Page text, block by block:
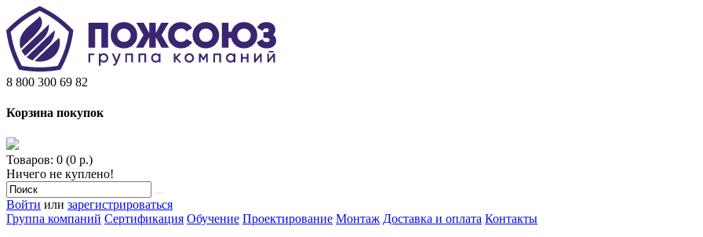
8 800 300 69 82
Корзина покупок
Товаров: 0 (0 р.)
Ничего не куплено!
Войти или зарегистрироваться
Группа компаний Сертификация Обучение Проектирование Монтаж Доставка и оплата Контакты